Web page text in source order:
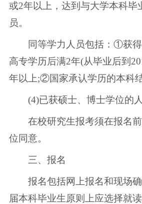
或2年以上，达到与大学本科毕
员。
同等学力人员包括：①获得
高专学历后满2年(从毕业后到
年以上;②国家承认学历的本科结
(4)已获硕士、博士学位的人
在校研究生报考须在报名前
位同意。
三、报名
报名包括网上报名和现场确
届本科毕业生原则上应选择就